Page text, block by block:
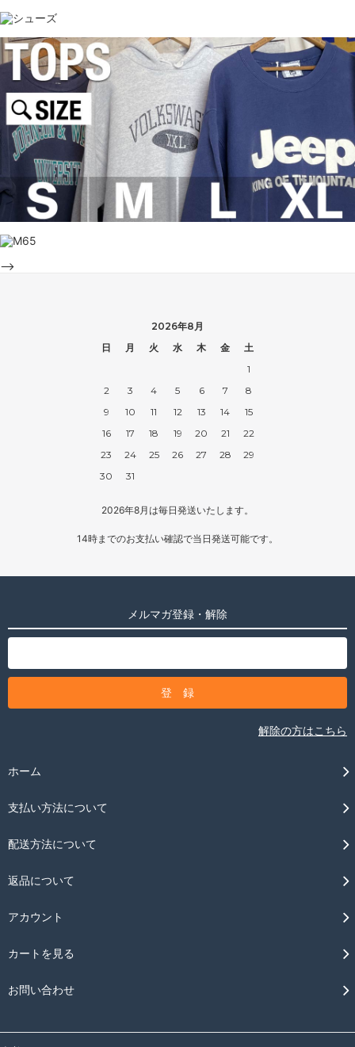
-->
2026年8月
日
月 火 水 木 金
土
1
2
3 4 5 6 7
8
9
10 11 12 13 14
15
16
17 18 19 20 21
22
23
24 25 26 27 28
29
30
31
2026年8月は毎日発送いたします。
14時までのお支払い確認で当日発送可能です。
メルマガ登録・解除
解除の方はこちら
ホーム
支払い方法について
配送方法について
返品について
アカウント
カートを見る
お問い合わせ